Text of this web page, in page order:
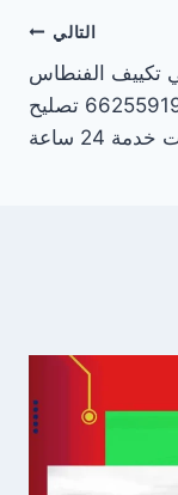
التالي
تكييف الفنطاس
66255919 تصليح
24 ساعة